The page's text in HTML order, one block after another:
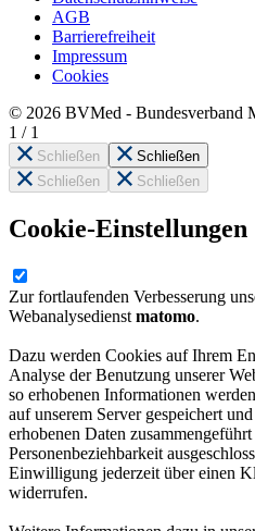
AGB
Barrierefreiheit
Impressum
Cookies
© 2026 BVMed - Bundesverband
1 / 1
Schließen
Schließen
Schließen
Schließen
Cookie-Einstellungen
Zur fortlaufenden Verbesserung
Webanalysedienst matomo.
Dazu werden Cookies auf Ihrem
Analyse der Benutzung unserer
so erhobenen Informationen
auf unserem Server gespeichert
erhobenen Daten
Personenbeziehbarkeit
Einwilligung jederzeit über einen
widerrufen.